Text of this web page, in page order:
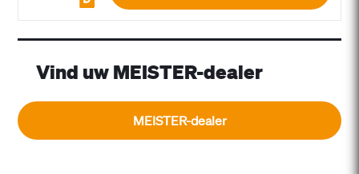
Vind uw MEISTER-dealer
MEISTER-dealer